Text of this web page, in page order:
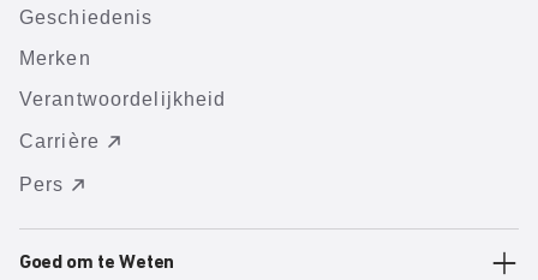
Geschiedenis
Merken
Verantwoordelijkheid
Carrière
Pers
Goed om te Weten